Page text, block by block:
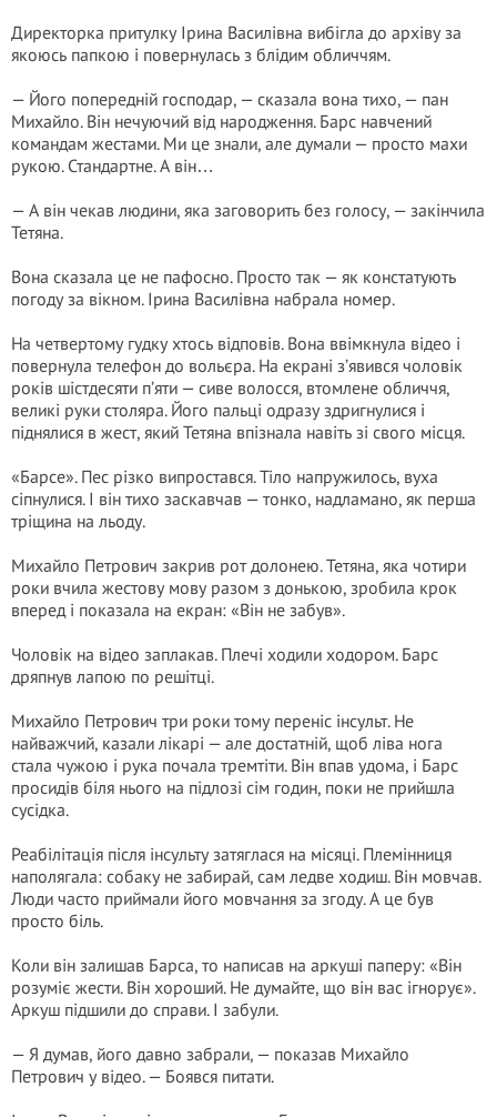
Директорка притулку Ірина Василівна вибігла до архіву за
якоюсь папкою і повернулась з блідим обличчям.
— Його попередній господар, — сказала вона тихо, — пан
Михайло. Він нечуючий від народження. Барс навчений
командам жестами. Ми це знали, але думали — просто махи
рукою. Стандартне. А він…
— А він чекав людини, яка заговорить без голосу, — закінчила
Тетяна.
Вона сказала це не пафосно. Просто так — як констатують
погоду за вікном. Ірина Василівна набрала номер.
На четвертому гудку хтось відповів. Вона ввімкнула відео і
повернула телефон до вольєра. На екрані з’явився чоловік
років шістдесяти п’яти — сиве волосся, втомлене обличчя,
великі руки столяра. Його пальці одразу здригнулися і
піднялися в жест, який Тетяна впізнала навіть зі свого місця.
«Барсе». Пес різко випростався. Тіло напружилось, вуха
сіпнулися. І він тихо заскавчав — тонко, надламано, як перша
тріщина на льоду.
Михайло Петрович закрив рот долонею. Тетяна, яка чотири
роки вчила жестову мову разом з донькою, зробила крок
вперед і показала на екран: «Він не забув».
Чоловік на відео заплакав. Плечі ходили ходором. Барс
дряпнув лапою по решітці.
Михайло Петрович три роки тому переніс інсульт. Не
найважчий, казали лікарі — але достатній, щоб ліва нога
стала чужою і рука почала тремтіти. Він впав удома, і Барс
просидів біля нього на підлозі сім годин, поки не прийшла
сусідка.
Реабілітація після інсульту затяглася на місяці. Племінниця
наполягала: собаку не забирай, сам ледве ходиш. Він мовчав.
Люди часто приймали його мовчання за згоду. А це був
просто біль.
Коли він залишав Барса, то написав на аркуші паперу: «Він
розуміє жести. Він хороший. Не думайте, що він вас ігнорує».
Аркуш підшили до справи. І забули.
— Я думав, його давно забрали, — показав Михайло
Петрович у відео. — Боявся питати.